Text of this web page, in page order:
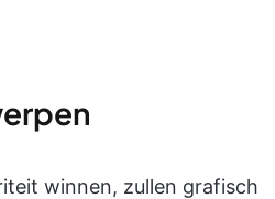
winnen, zullen grafisch